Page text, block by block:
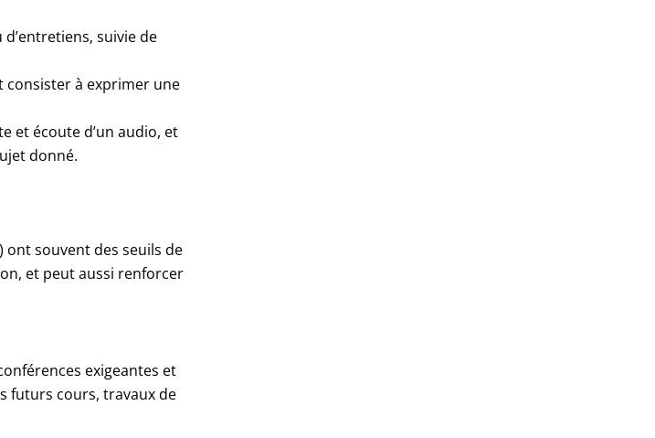
suivie de
consister à exprimer une
et écoute d’un audio, et
donné.
ont souvent des seuils de
et peut aussi renforcer
exigeantes et
futurs cours, travaux de